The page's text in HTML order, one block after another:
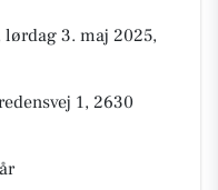
3. maj 2025,
1, 2630